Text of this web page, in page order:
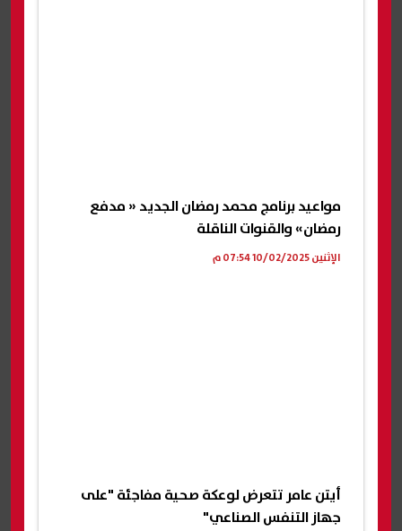
مواعيد برنامج محمد رمضان الجديد « مدفع
رمضان» والقنوات الناقلة
الإثنين 10/02/2025 07:54 م
أيتن عامر تتعرض لوعكة صحية مفاجئة "على
جهاز التنفس الصناعي"